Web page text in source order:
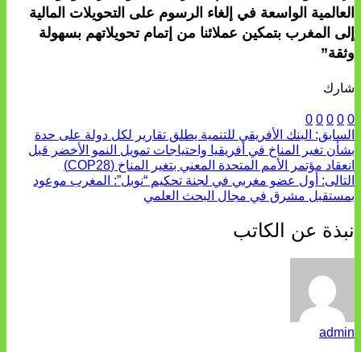
العالمية الواسعة في إلغاء الرسوم على التحويلات المالية
إلى المغرب بتمكين عملائنا من إتمام تحويلاتهم بسهولة
وثقة”
شارك
0
0
0
0
0
السابق: البنك الأفريقي للتنمية يطلق تقارير لكل دولة على حدة
بشأن تغير المناخ في أفريقيا واحتياجات تمويل النمو الأخضر قبل
انعقاد مؤتمر الأمم المتحدة المعني بتغير المناخ (COP28)
التالى: أول عضو مغربي في لجنة تحكيم “نوبل”: المغرب موعود
بمستقبل مشرق في مجال البحث العلمي
نبذة عن الكاتب
admin